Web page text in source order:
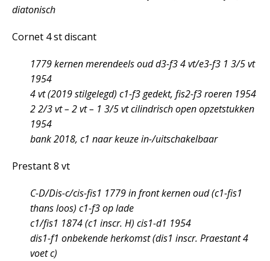
diatonisch
Cornet 4 st discant
1779 kernen merendeels oud d3-f34 vt/e3-f3 1 3/5 vt
1954
4 vt (2019 stilgelegd) c1-f3gedekt, fis2-f3roeren 1954
2 2/3 vt – 2 vt – 1 3/5 vt cilindrisch open opzetstukken
1954
bank 2018, c1 naar keuze in-/uitschakelbaar
Prestant 8 vt
C-D/Dis-c/cis-fis1 1779 in front kernen oud (c1-fis1
thans loos) c1-f3op lade
c1/fis1 1874 (c1 inscr. H) cis1-d1 1954
dis1-f1 onbekende herkomst (dis1 inscr. Praestant 4
voet c)